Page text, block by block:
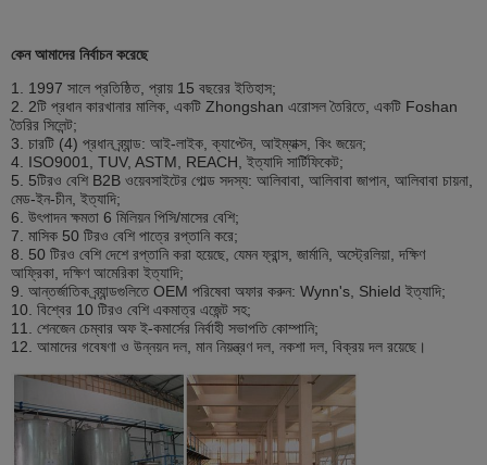
কেন আমাদের নির্বাচন করেছে
1. 1997 সালে প্রতিষ্ঠিত, প্রায় 15 বছরের ইতিহাস;
2. 2টি প্রধান কারখানার মালিক, একটি Zhongshan এরোসল তৈরিতে, একটি Foshan
তৈরির সিলেন্ট;
3. চারটি (4) প্রধান ব্র্যান্ড: আই-লাইক, ক্যাপ্টেন, আইম্যাক্স, কিং জয়েন;
4. ISO9001, TUV, ASTM, REACH, ইত্যাদি সার্টিফিকেট;
5. 5টিরও বেশি B2B ওয়েবসাইটের গোল্ড সদস্য: আলিবাবা, আলিবাবা জাপান, আলিবাবা চায়না,
মেড-ইন-চীন, ইত্যাদি;
6. উৎপাদন ক্ষমতা 6 মিলিয়ন পিসি/মাসের বেশি;
7. মাসিক 50 টিরও বেশি পাত্রে রপ্তানি করে;
8. 50 টিরও বেশি দেশে রপ্তানি করা হয়েছে, যেমন ফ্রান্স, জার্মানি, অস্ট্রেলিয়া, দক্ষিণ
আফ্রিকা, দক্ষিণ আমেরিকা ইত্যাদি;
9. আন্তর্জাতিক ব্র্যান্ডগুলিতে OEM পরিষেবা অফার করুন: Wynn's, Shield ইত্যাদি;
10. বিশ্বের 10 টিরও বেশি একমাত্র এজেন্ট সহ;
11. শেনজেন চেম্বার অফ ই-কমার্সের নির্বাহী সভাপতি কোম্পানি;
12. আমাদের গবেষণা ও উন্নয়ন দল, মান নিয়ন্ত্রণ দল, নকশা দল, বিক্রয় দল রয়েছে।